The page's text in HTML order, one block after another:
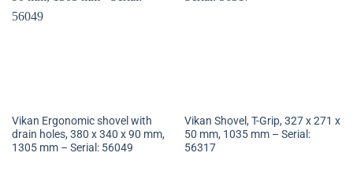
Vikan Ergonomic shovel with
drain holes, 380 x 340 x 90 mm,
1305 mm – Serial: 56049
Vikan Shovel, T-Grip, 327 x 271 x
50 mm, 1035 mm – Serial:
56317